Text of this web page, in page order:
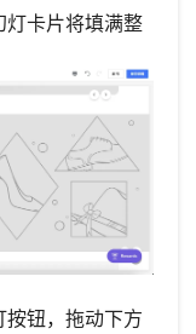
卡片将填满整
钮，拖动下方